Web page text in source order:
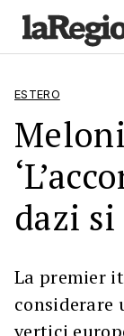
ESTERO
dazi si
La premier
considerare
vertici